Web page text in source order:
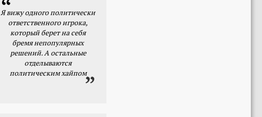
Я вижу одного политически
ответственного игрока,
который берет на себя
бремя непопулярных
решений. А остальные
отделываются
политическим хайпом